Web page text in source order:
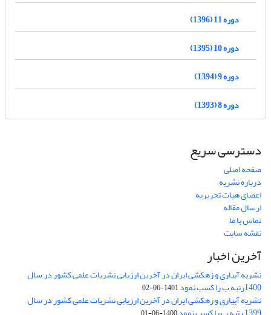
دوره 11 (1396)
دوره 10 (1395)
دوره 9 (1394)
دوره 8 (1393)
دسترسی سریع
صفحه اصلی
درباره نشریه
اعضای هیات تحریریه
ارسال مقاله
تماس با ما
نقشه سایت
آخرین اخبار
نشریه آبیاری و زهکشی ایران در آخرین ارزیابی نشریات علمی کشور در سال
1400رتبه ب را کسب نمود 1401-06-02
نشریه آبیاری و زهکشی ایران در آخرین ارزیابی نشریات علمی کشور در سال